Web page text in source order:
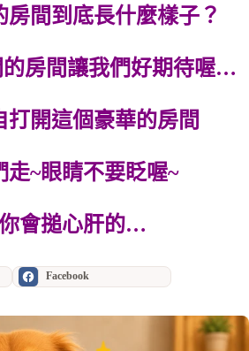
房間到底長什麼樣子？
的房間讓我們好期待喔…
打開這個豪華的房間
走~眼睛不要眨喔~
會搥心肝的…
Facebook